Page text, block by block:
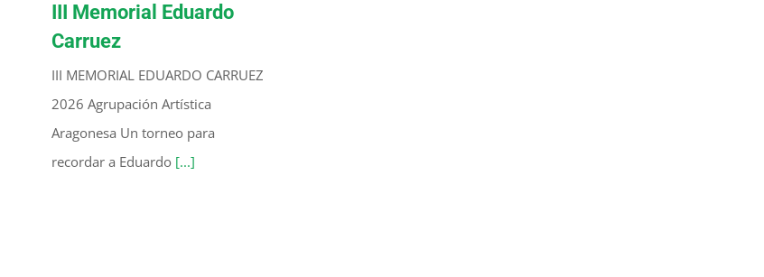
III Memorial Eduardo
Carruez
III MEMORIAL EDUARDO CARRUEZ
2026 Agrupación Artística
Aragonesa Un torneo para
recordar a Eduardo [...]